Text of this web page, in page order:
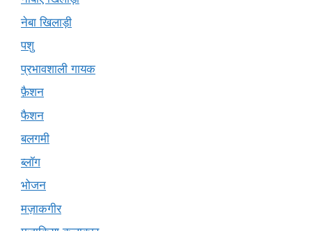
नेबा खिलाड़ी
पशु
प्रभावशाली गायक
फ़ैशन
फैशन
बलगमी
ब्लॉग
भोजन
मज़ाकगीर